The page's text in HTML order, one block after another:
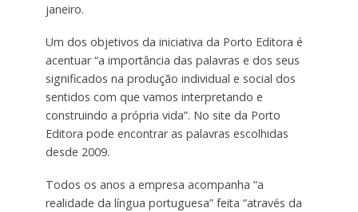
janeiro.
Um dos objetivos da iniciativa da Porto Editora é
acentuar “a importância das palavras e dos seus
significados na produção individual e social dos
sentidos com que vamos interpretando e
construindo a própria vida”. No site da Porto
Editora pode encontrar as palavras escolhidas
desde 2009.
Todos os anos a empresa acompanha “a
realidade da língua portuguesa” feita “através da